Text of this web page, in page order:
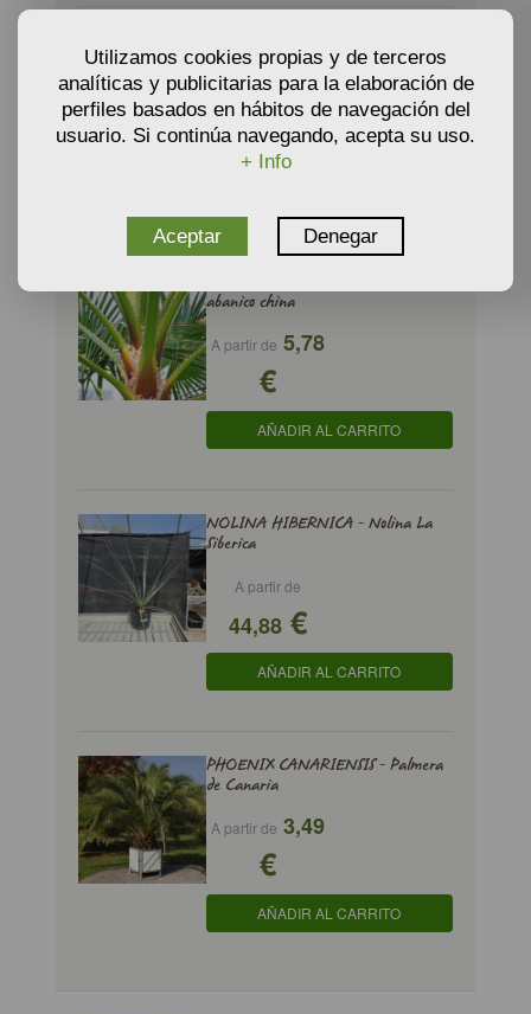
- Drácena roja
A partir de6,88
€
abanico china
A partir de 5,78
€
AÑADIR AL CARRITO
NOLINA HIBERNICA - Nolina La
Siberica
A partir de
44,88€
AÑADIR AL CARRITO
PHOENIX CANARIENSIS - Palmera
de Canaria
A partir de 3,49
€
AÑADIR AL CARRITO
Utilizamos cookies propias y de terceros
analíticas y publicitarias para la elaboración de
perfiles basados en hábitos de navegación del
usuario. Si continúa navegando, acepta su uso.
+ Info
Aceptar Denegar